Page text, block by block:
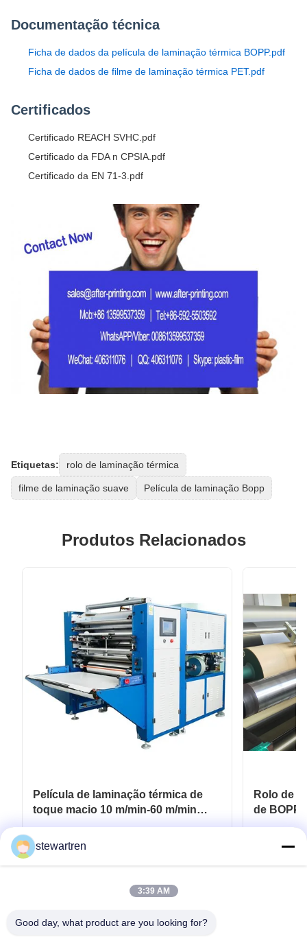
Documentação técnica
Ficha de dados da película de laminação térmica BOPP.pdf
Ficha de dados de filme de laminação térmica PET.pdf
Certificados
Certificado REACH SVHC.pdf
Certificado da FDA n CPSIA.pdf
Certificado da EN 71-3.pdf
Etiquetas: rolo de laminação térmica
filme de laminação suave Película de laminação Bopp
Produtos Relacionados
Película de laminação térmica de
toque macio 10 m/min-60 m/min
Para embalagens flexíveis
Obtenha o melhor preço
Rolo de
de BOPP
de
stewartren
3:39 AM
Good day, what product are you looking for?